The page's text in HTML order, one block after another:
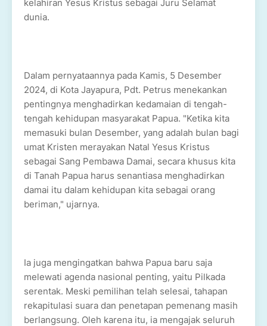
kelahiran Yesus Kristus sebagai Juru Selamat
dunia.
Dalam pernyataannya pada Kamis, 5 Desember
2024, di Kota Jayapura, Pdt. Petrus menekankan
pentingnya menghadirkan kedamaian di tengah-
tengah kehidupan masyarakat Papua. "Ketika kita
memasuki bulan Desember, yang adalah bulan bagi
umat Kristen merayakan Natal Yesus Kristus
sebagai Sang Pembawa Damai, secara khusus kita
di Tanah Papua harus senantiasa menghadirkan
damai itu dalam kehidupan kita sebagai orang
beriman," ujarnya.
Ia juga mengingatkan bahwa Papua baru saja
melewati agenda nasional penting, yaitu Pilkada
serentak. Meski pemilihan telah selesai, tahapan
rekapitulasi suara dan penetapan pemenang masih
berlangsung. Oleh karena itu, ia mengajak seluruh